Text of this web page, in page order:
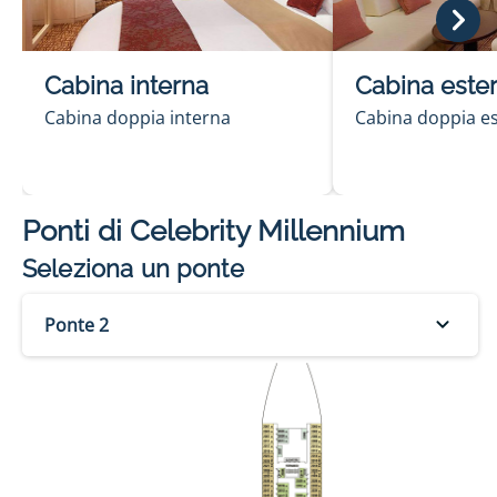
Cabina interna
Cabina doppia interna
Cabina
Cabina doppia
Ponti di Celebrity Millennium
Seleziona un ponte
Ponte 2